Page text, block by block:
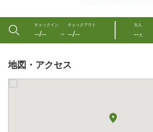
チェックイン
--/-- 〜
チェックアウト
--/--
大人
--人
地図・アクセス